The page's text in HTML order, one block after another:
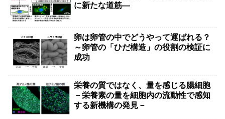
に新たな道筋―
卵は卵管の中でどうやって運ばれる？
～卵管の「ひだ構造」の役割の検証に
成功
栄養の質ではなく、量を感じる腸細胞
－栄養素の量を細胞内の流動性で感知
する新機構の発見－